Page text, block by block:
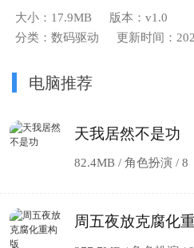
大小：17.9MB
版本：v1.0
分类：数码驱动
更新时间：
电脑推荐
天我居然不是功
82.4MB / 角色扮演 /8
周五夜放克腐化